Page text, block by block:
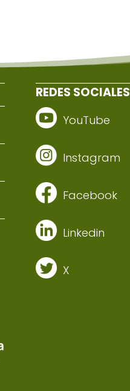
REDES SOCIALES
YouTube
Instagram
Facebook
Linkedin
X